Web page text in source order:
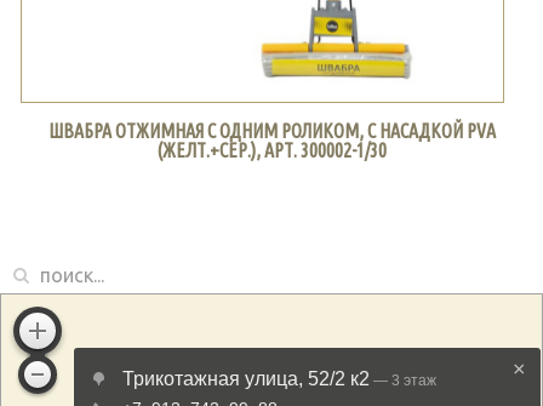
ШВАБРА ОТЖИМНАЯ С ОДНИМ РОЛИКОМ, С НАСАДКОЙ PVA
(ЖЕЛТ.+СЕР.), АРТ. 300002-1/30